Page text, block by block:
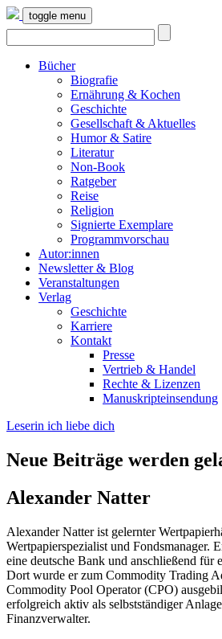
toggle menu
Bücher
Biografie
Ernährung & Kochen
Geschichte
Gesellschaft & Aktuelles
Humor & Satire
Literatur
Non-Book
Ratgeber
Reise
Religion
Signierte Exemplare
Programmvorschau
Autor:innen
Newsletter & Blog
Veranstaltungen
Verlag
Geschichte
Karriere
Kontakt
Presse
Vertrieb & Handel
Rechte & Lizenzen
Manuskripteinsendung
Leserin ich liebe dich
Neue Beiträge werden
Alexander Natter
Alexander Natter ist gelernter
Wertpapierspezialist und Fondsmanager.
eine deutsche Bank und anschließend für
Dort wurde er zum Commodity Trading
Commodity Pool Operator (CPO)
erfolgreich aktiv als selbstständiger
Finanzverwalter.